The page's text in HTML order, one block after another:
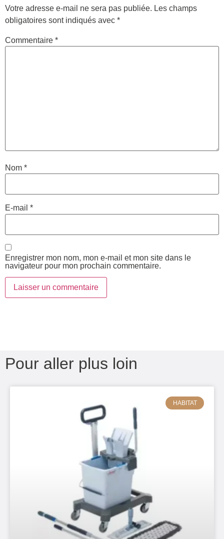
Votre adresse e-mail ne sera pas publiée. Les champs
obligatoires sont indiqués avec *
Commentaire *
Nom *
E-mail *
Enregistrer mon nom, mon e-mail et mon site dans le
navigateur pour mon prochain commentaire.
Pour aller plus loin
HABITAT